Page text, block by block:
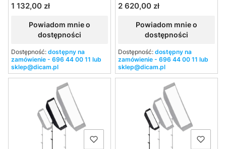
Cena
1 132,00 zł
Powiadom mnie o
dostępności
Dostępność: dostępny na
zamówienie - 696 44 00 11 lub
sklep@dicam.pl
Cena
2 620,00 zł
Powiadom mnie o
dostępności
Dostępność: dostępny na
zamówienie - 696 44 00 11 lub
sklep@dicam.pl